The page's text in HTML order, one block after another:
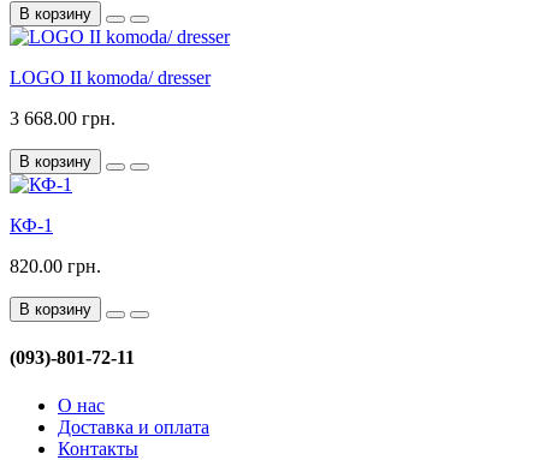
В корзину
LOGO II komoda/ dresser
3 668.00 грн.
В корзину
КФ-1
820.00 грн.
В корзину
(093)-801-72-11
О нас
Доставка и оплата
Контакты